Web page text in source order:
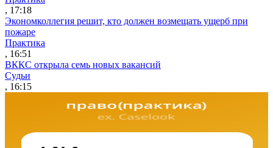
, 17:18
Экономколлегия решит, кто должен возмещать ущерб при
пожаре
Практика
, 16:51
ВККС открыла семь новых вакансий
Судьи
, 16:15